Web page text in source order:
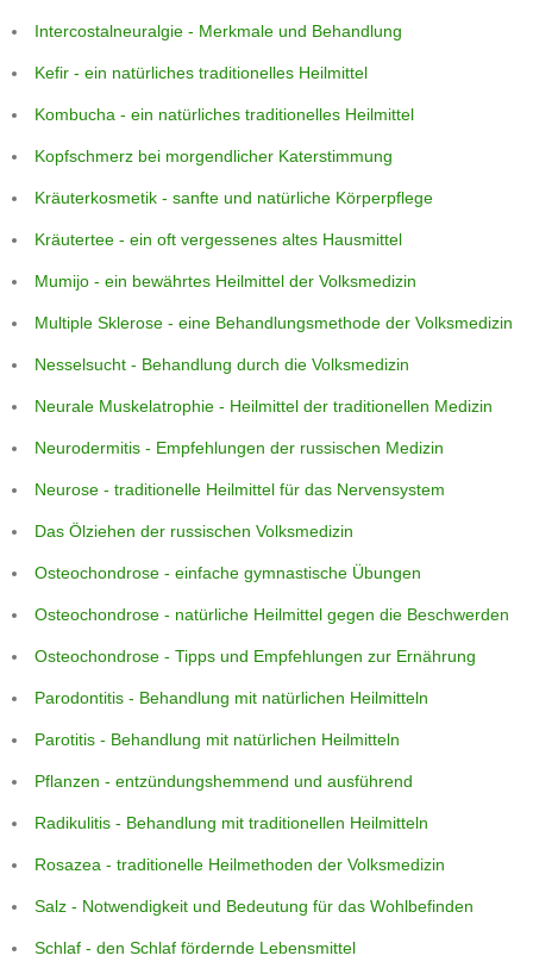
Intercostalneuralgie - Merkmale und Behandlung
Kefir - ein natürliches traditionelles Heilmittel
Kombucha - ein natürliches traditionelles Heilmittel
Kopfschmerz bei morgendlicher Katerstimmung
Kräuterkosmetik - sanfte und natürliche Körperpflege
Kräutertee - ein oft vergessenes altes Hausmittel
Mumijo - ein bewährtes Heilmittel der Volksmedizin
Multiple Sklerose - eine Behandlungsmethode der Volksmedizin
Nesselsucht - Behandlung durch die Volksmedizin
Neurale Muskelatrophie - Heilmittel der traditionellen Medizin
Neurodermitis - Empfehlungen der russischen Medizin
Neurose - traditionelle Heilmittel für das Nervensystem
Das Ölziehen der russischen Volksmedizin
Osteochondrose - einfache gymnastische Übungen
Osteochondrose - natürliche Heilmittel gegen die Beschwerden
Osteochondrose - Tipps und Empfehlungen zur Ernährung
Parodontitis - Behandlung mit natürlichen Heilmitteln
Parotitis - Behandlung mit natürlichen Heilmitteln
Pflanzen - entzündungshemmend und ausführend
Radikulitis - Behandlung mit traditionellen Heilmitteln
Rosazea - traditionelle Heilmethoden der Volksmedizin
Salz - Notwendigkeit und Bedeutung für das Wohlbefinden
Schlaf - den Schlaf fördernde Lebensmittel